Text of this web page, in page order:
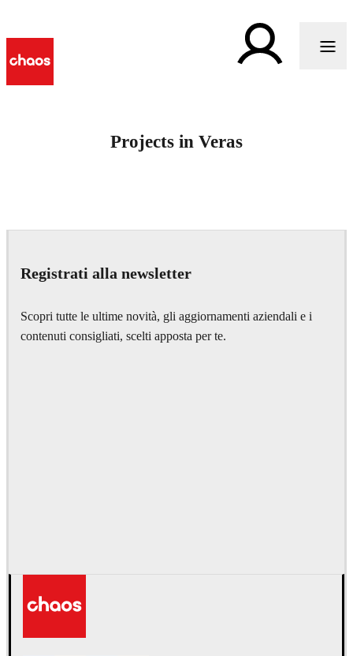
Projects in Veras
Registrati alla newsletter
Scopri tutte le ultime novità, gli aggiornamenti aziendali e i
contenuti consigliati, scelti apposta per te.